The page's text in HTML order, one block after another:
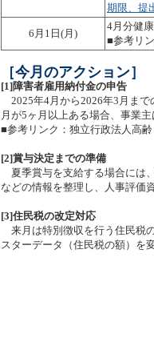
期限、提
6月1日(月)
4月分健
■参考リ
［今月のアクション］
[1]障害者雇用納付金の申告
2025年4月から2026年3月まで
月が5ヶ月以上ある場合、事業
■参考リンク：独立行政法人高
[2]賞与決定までの準備
夏季賞与を支給する場合には
などの情報を整理し、人事評価
[3]住民税の改定対応
来月は特別徴収を行う住民税
スターデータ（住民税の額）を